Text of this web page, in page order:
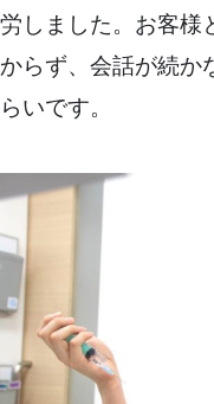
労しました。お客様
からず、会話が続か
らいです。